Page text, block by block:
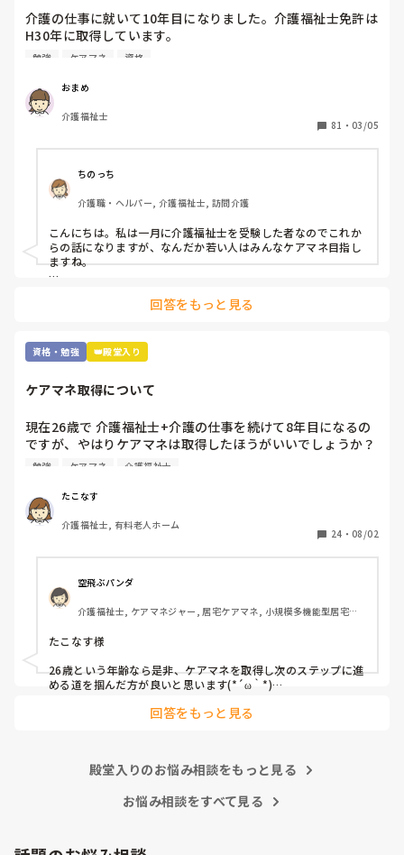
介護の仕事に就いて10年目になりました。介護福祉士免許は
H30年に取得しています。
職場では次の資格にケアマネの資格を勧められます。なんと
るべきかに悩んでいます。
ユマニチュードや認知症ケア専門士の資格は興味がありま
これから1年間くらいを勉強にあてて受験したいなと考えて
皆さんはどんな資格を取得されていますか？
また介護福祉士取得済みでこれから資格取得を試みていられ
る方は何を目標にされていますか？
追記:
鼻腔内・口腔内の喀痰吸引
あと、元美容師アシスタントなので美容師免許もあります。
勉強 ケアマネ 資格
おまめ
介護福祉士
81 ・ 03/05
ちのっち
介護職・ヘルパー, 介護福祉士, 訪問介護
こんにちは。私は一月に介護福祉士を受験した者なのでこれか
らの話になりますが、なんだか若い人はみんなケアマネ目指し
ますね。
士取ってからそれから何がしたいかって人それぞれですね。
とか興味ありますね。
回答をもっと見る
資格・勉強 👑殿堂入り
ケアマネ取得について
現在26歳で 介護福祉士+介護の仕事を続けて8年目になるの
ですが、やはりケアマネは取得したほうがいいでしょうか？
費用も時間もかかるので悩んでますが、、 ちなみに今は有
がつかず
皆さんは どうですか？
勉強 ケアマネ 介護福祉士
たこなす
介護福祉士, 有料老人ホーム
24 ・ 08/02
空飛ぶパンダ
介護福祉士, ケアマネジャー, 居宅ケアマネ, 小規模多機能型居宅介
たこなす様
26歳という年齢なら是非、ケアマネを取得し次のステップに進
める道を掴んだ方が良いと思います(*´ω｀*)
回答をもっと見る
殿堂入りのお悩み相談をもっと見る
お悩み相談をすべて見る